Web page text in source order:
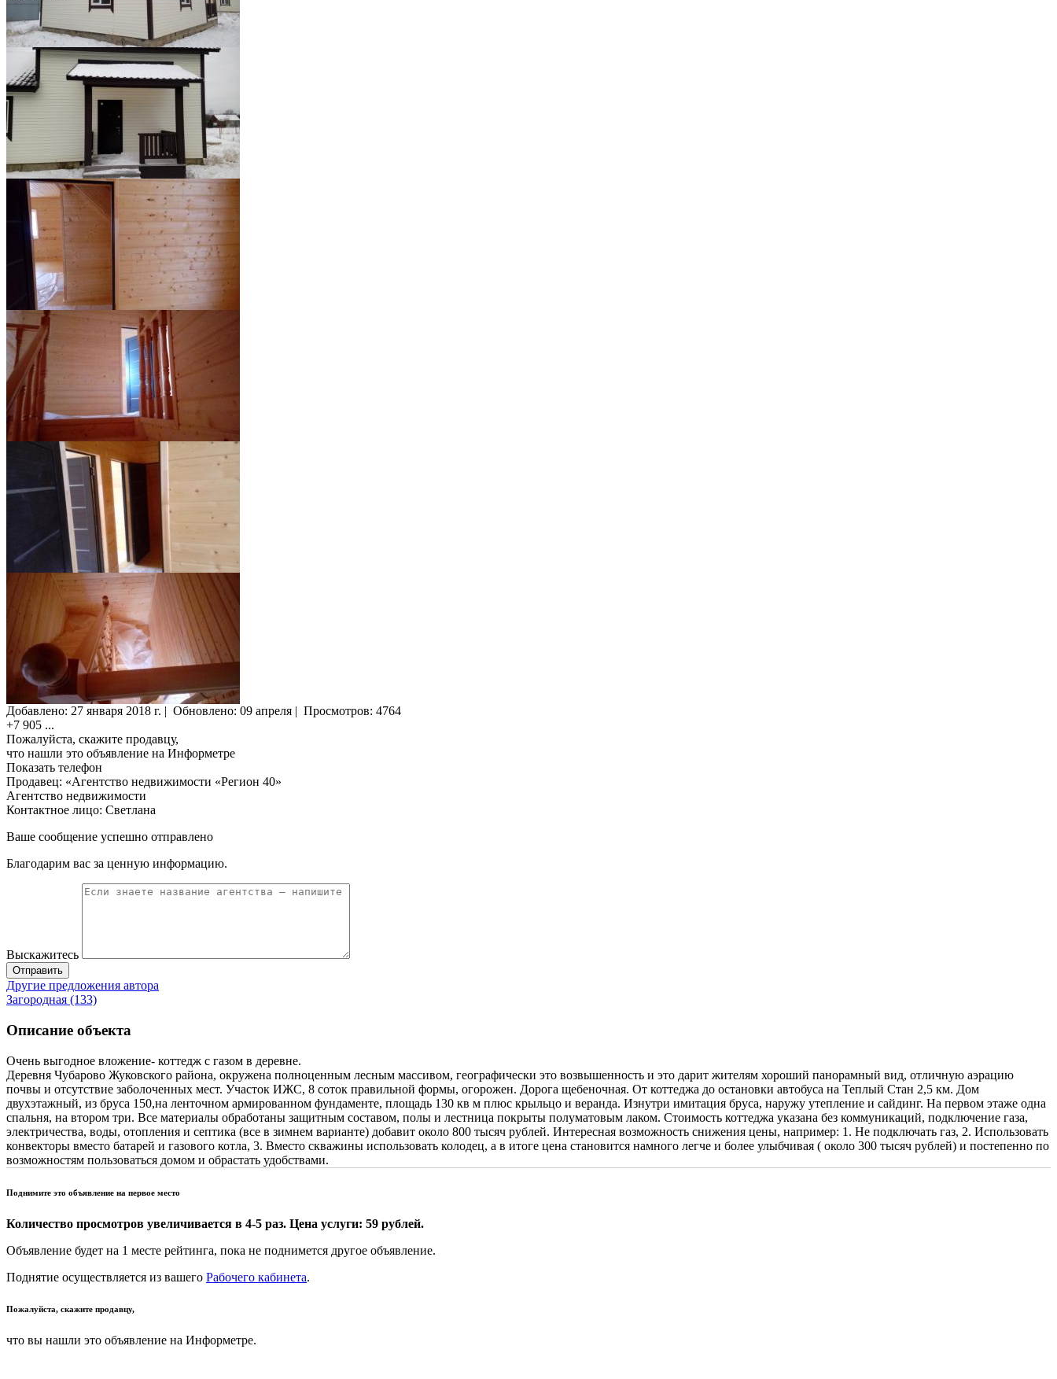
Добавлено: 27 января 2018 г. | Обновлено: 09 апреля | Просмотров: 4764
+7 905 ...
Пожалуйста, скажите продавцу,
что нашли это объявление на Информетре
Показать телефон
Продавец: «Агентство недвижимости «Регион 40»
Агентство недвижимости
Контактное лицо: Светлана
Ваше сообщение успешно отправлено
Благодарим вас за ценную информацию.
Выскажитесь
Отправить
Другие предложения автора
Загородная (133)
Описание объекта
Очень выгодное вложение- коттедж с газом в деревне.
Деревня Чубарово Жуковского района, окружена полноценным лесным массивом, географически это возвышенность и это дарит жителям хороший панорамный вид, отличную аэрацию
почвы и отсутствие заболоченных мест. Участок ИЖС, 8 соток правильной формы, огорожен. Дорога щебеночная. От коттеджа до остановки автобуса на Теплый Стан 2,5 км. Дом
двухэтажный, из бруса 150,на ленточном армированном фундаменте, площадь 130 кв м плюс крыльцо и веранда. Изнутри имитация бруса, наружу утепление и сайдинг. На первом этаже одна
спальня, на втором три. Все материалы обработаны защитным составом, полы и лестница покрыты полуматовым лаком. Стоимость коттеджа указана без коммуникаций, подключение газа,
электричества, воды, отопления и септика (все в зимнем варианте) добавит около 800 тысяч рублей. Интересная возможность снижения цены, например: 1. Не подключать газ, 2. Использовать
конвекторы вместо батарей и газового котла, 3. Вместо скважины использовать колодец, а в итоге цена становится намного легче и более улыбчивая ( около 300 тысяч рублей) и постепенно по
возможностям пользоваться домом и обрастать удобствами.
Поднимите это объявление на первое место
Количество просмотров увеличивается в 4-5 раз. Цена услуги: 59 рублей.
Объявление будет на 1 месте рейтинга, пока не поднимется другое объявление.
Поднятие осуществляется из вашего Рабочего кабинета.
Пожалуйста, скажите продавцу,
что вы нашли это объявление на Информетре.